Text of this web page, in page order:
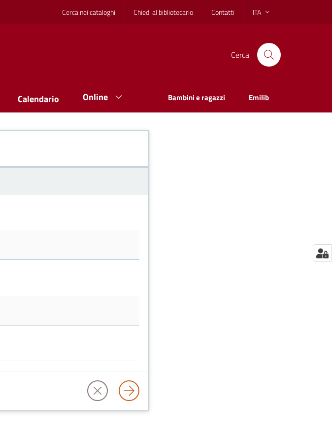
Cerca nei cataloghi Chiedi al bibliotecario Contatti ITA
Cerca
Calendario Online Bambini e ragazzi Emilib